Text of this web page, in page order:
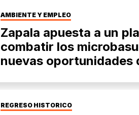
AMBIENTE Y EMPLEO
Zapala apuesta a un
combatir los
nuevas oportunidades
REGRESO HISTÓRICO